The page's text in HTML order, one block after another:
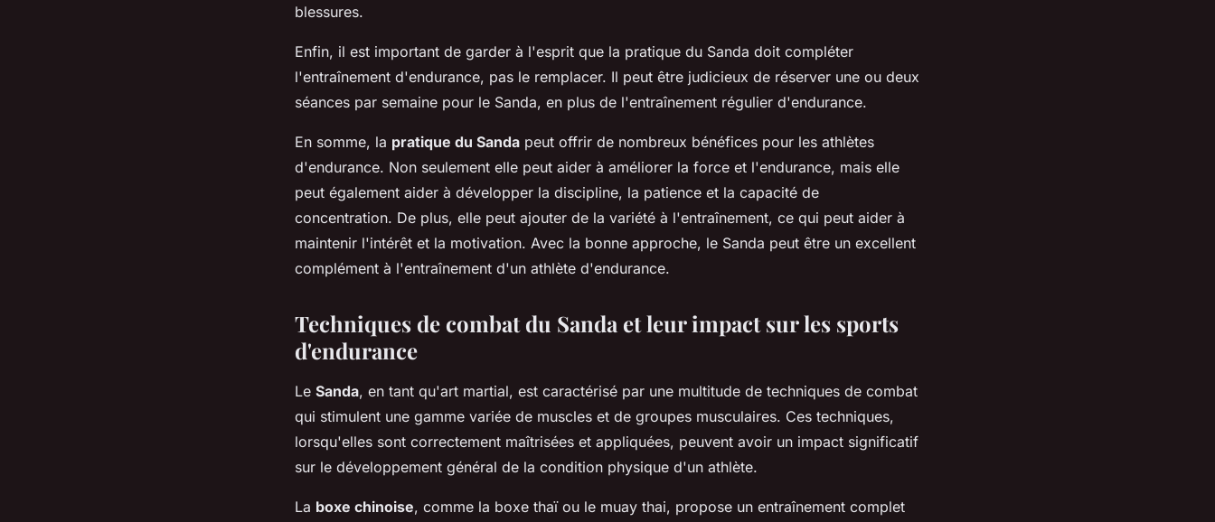
blessures.
Enfin, il est important de garder à l'esprit que la pratique du Sanda doit compléter
l'entraînement d'endurance, pas le remplacer. Il peut être judicieux de réserver une ou deux
séances par semaine pour le Sanda, en plus de l'entraînement régulier d'endurance.
En somme, la pratique du Sanda peut offrir de nombreux bénéfices pour les athlètes
d'endurance. Non seulement elle peut aider à améliorer la force et l'endurance, mais elle
peut également aider à développer la discipline, la patience et la capacité de
concentration. De plus, elle peut ajouter de la variété à l'entraînement, ce qui peut aider à
maintenir l'intérêt et la motivation. Avec la bonne approche, le Sanda peut être un excellent
complément à l'entraînement d'un athlète d'endurance.
Techniques de combat du Sanda et leur impact sur les sports
d'endurance
Le Sanda, en tant qu'art martial, est caractérisé par une multitude de techniques de combat
qui stimulent une gamme variée de muscles et de groupes musculaires. Ces techniques,
lorsqu'elles sont correctement maîtrisées et appliquées, peuvent avoir un impact significatif
sur le développement général de la condition physique d'un athlète.
La boxe chinoise, comme la boxe thaï ou le muay thai, propose un entraînement complet